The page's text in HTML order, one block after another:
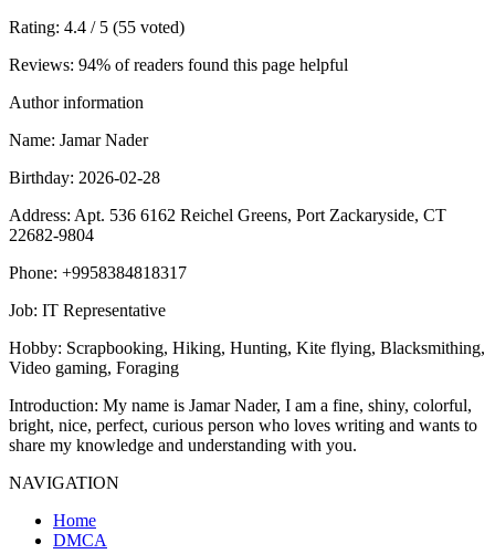
Rating: 4.4 / 5 (55 voted)
Reviews: 94% of readers found this page helpful
Author information
Name: Jamar Nader
Birthday: 2026-02-28
Address: Apt. 536 6162 Reichel Greens, Port Zackaryside, CT
22682-9804
Phone: +9958384818317
Job: IT Representative
Hobby: Scrapbooking, Hiking, Hunting, Kite flying, Blacksmithing,
Video gaming, Foraging
Introduction: My name is Jamar Nader, I am a fine, shiny, colorful,
bright, nice, perfect, curious person who loves writing and wants to
share my knowledge and understanding with you.
NAVIGATION
Home
DMCA